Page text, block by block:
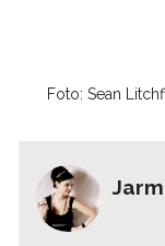
Foto: Sean